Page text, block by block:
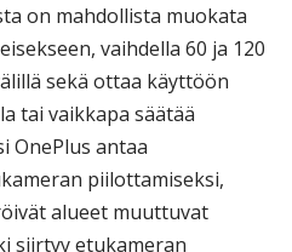
on mahdollista muokata
vaihdella 60 ja 120
sekä ottaa käyttöön
tai vaikkapa säätää
OnePlus antaa
piilottamiseksi,
alueet muuttuvat
siirtyy etukameran